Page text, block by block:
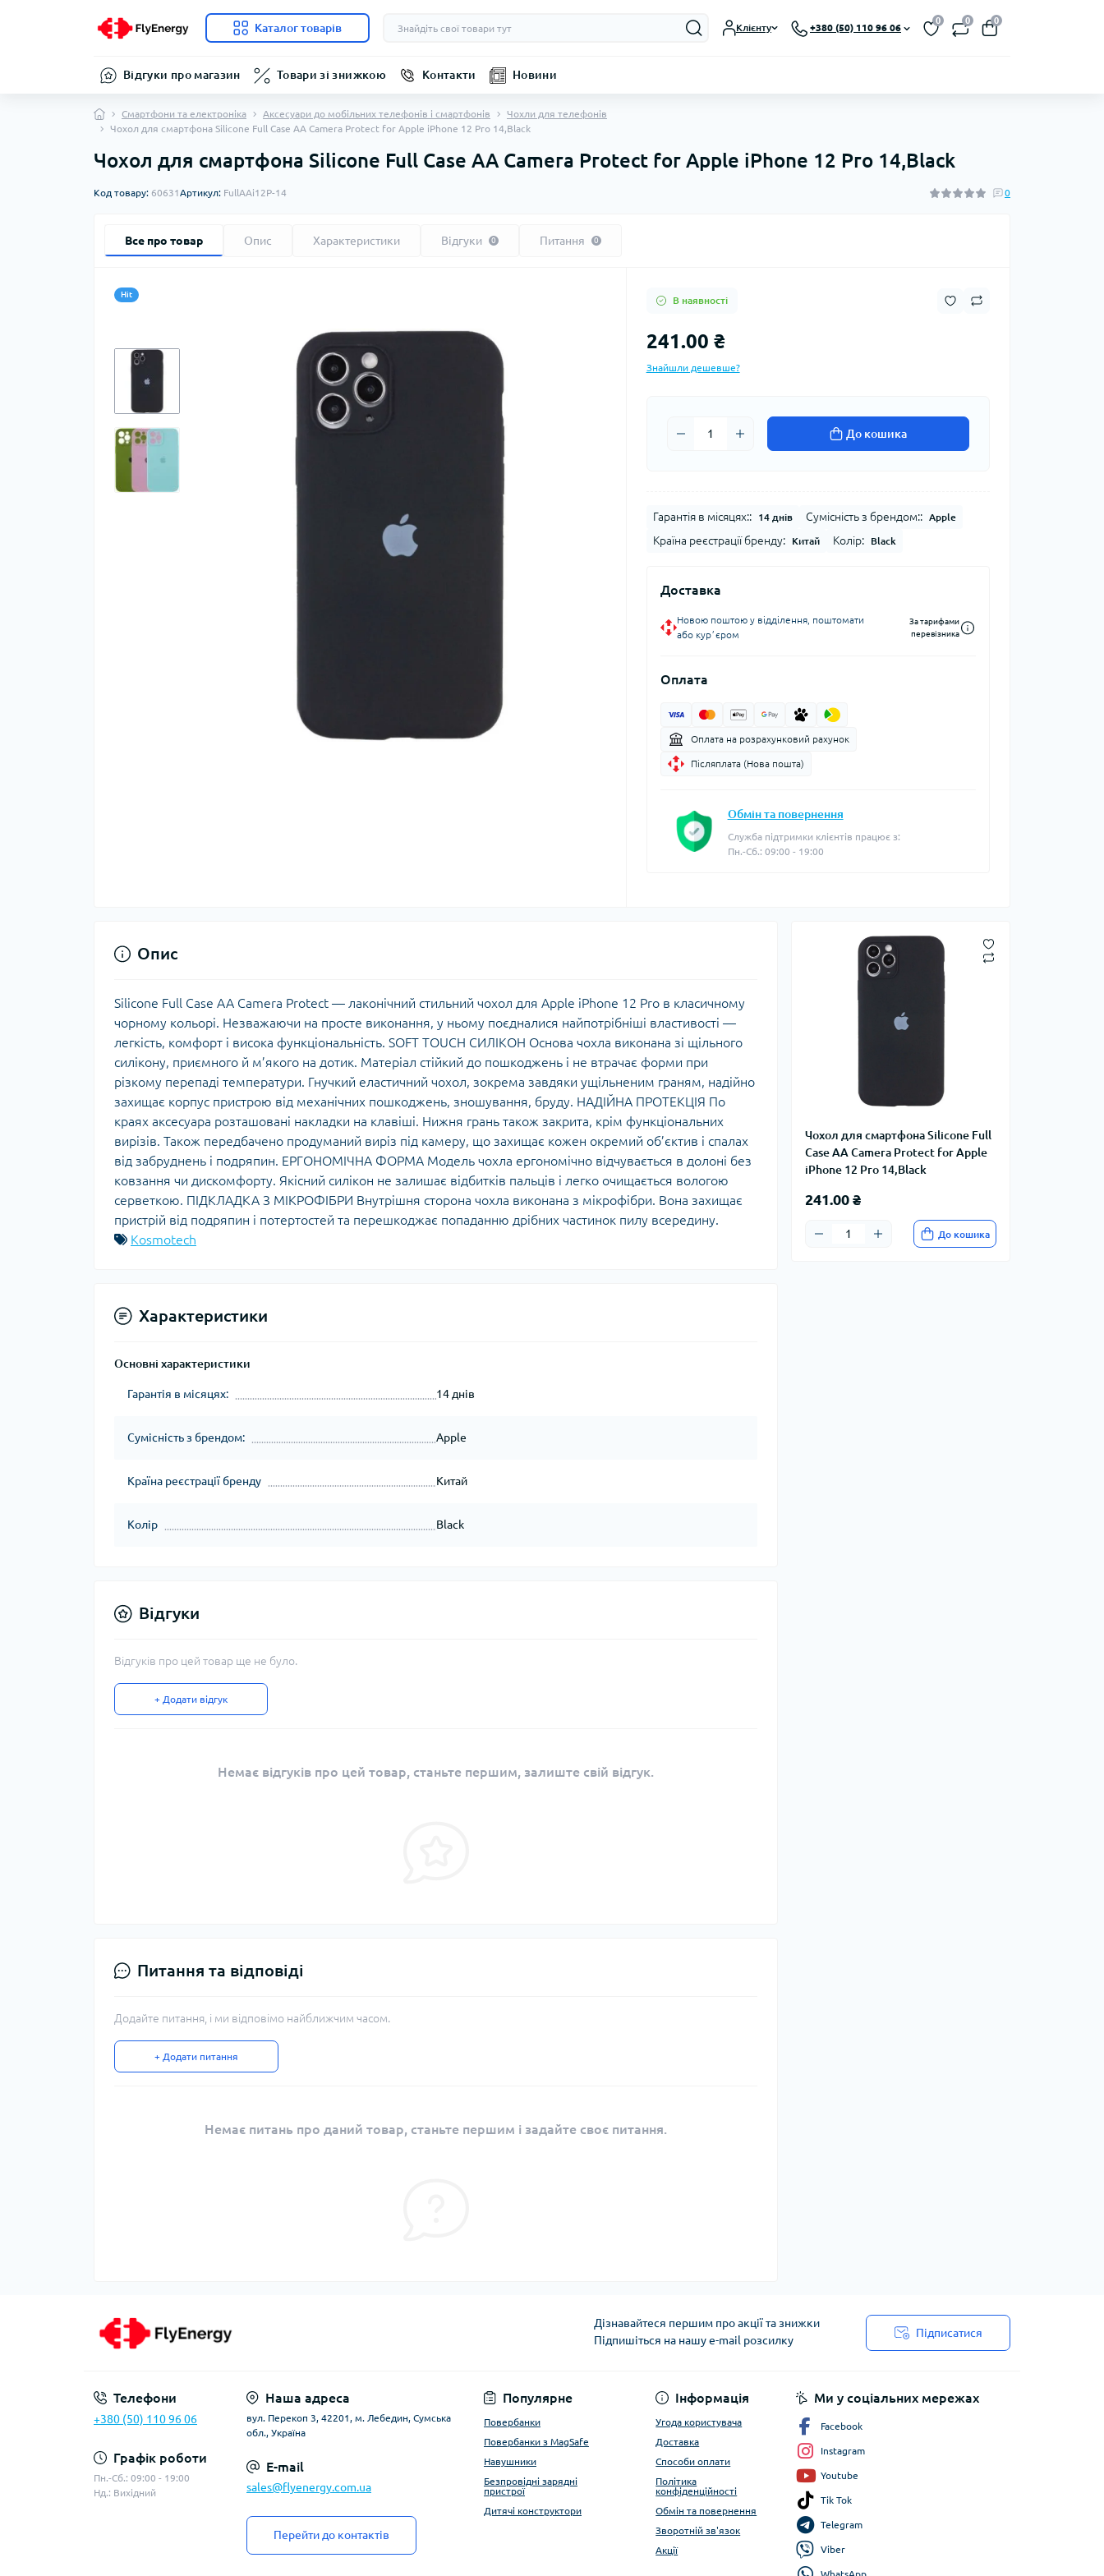
Каталог товарів Клієнту +380 (50) 110 96 06
0 0 0
Відгуки про магазин Товари зі знижкою Контакти Новини
Смартфони та електроніка Аксесуари до мобільних телефонів і смартфонів
Чохли для телефонів
Чохол для смартфона Silicone Full Case AA Camera Protect for Apple iPhone 12 Pro 14,Black
Чохол для смартфона Silicone Full Case AA Camera Protect for Apple iPhone 12 Pro 14,Black
Код товару: 60631Артикул: FullAAi12P-14 0
Все про товар Опис Характеристики Відгуки 0 Питання 0
Hit
В наявності
241.00 ₴
Знайшли дешевше?
До кошика
Гарантія в місяцях:: 14 днів Сумісність з брендом:: Apple
Країна реєстрації бренду: Китай Колір: Black
Доставка
Новою поштою у відділення, поштомати
або курʼєром
За тарифами
перевізника
Оплата
Оплата на розрахунковий рахунок
Післяплата (Нова пошта)
Обмін та повернення
Служба підтримки клієнтів працює з:
Пн.-Сб.: 09:00 - 19:00
Чохол для смартфона Silicone Full
Case AA Camera Protect for Apple
iPhone 12 Pro 14,Black
241.00 ₴
До кошика
Опис
Silicone Full Case AA Camera Protect — лаконічний стильний чохол для Apple iPhone 12 Pro в класичному
чорному кольорі. Незважаючи на просте виконання, у ньому поєдналися найпотрібніші властивості —
легкість, комфорт і висока функціональність. SOFT TOUCH СИЛІКОН Основа чохла виконана зі щільного
силікону, приємного й м’якого на дотик. Матеріал стійкий до пошкоджень і не втрачає форми при
різкому перепаді температури. Гнучкий еластичний чохол, зокрема завдяки ущільненим граням, надійно
захищає корпус пристрою від механічних пошкоджень, зношування, бруду. НАДІЙНА ПРОТЕКЦІЯ По
краях аксесуара розташовані накладки на клавіші. Нижня грань також закрита, крім функціональних
вирізів. Також передбачено продуманий виріз під камеру, що захищає кожен окремий об’єктив і спалах
від забруднень і подряпин. ЕРГОНОМІЧНА ФОРМА Модель чохла ергономічно відчувається в долоні без
ковзання чи дискомфорту. Якісний силікон не залишає відбитків пальців і легко очищається вологою
серветкою. ПІДКЛАДКА З МІКРОФІБРИ Внутрішня сторона чохла виконана з мікрофібри. Вона захищає
пристрій від подряпин і потертостей та перешкоджає попаданню дрібних частинок пилу всередину.
Kosmotech
Характеристики
Основні характеристики
Гарантія в місяцях: 14 днів
Сумісність з брендом: Apple
Країна реєстрації бренду Китай
Колір Black
Відгуки
Відгуків про цей товар ще не було.
+ Додати відгук
Немає відгуків про цей товар, станьте першим, залиште свій відгук.
Питання та відповіді
Додайте питання, і ми відповімо найближчим часом.
+ Додати питання
Немає питань про даний товар, станьте першим і задайте своє питання.
Дізнавайтеся першим про акції та знижки
Підпишіться на нашу e-mail розсилку
Підписатися
Телефони
+380 (50) 110 96 06
Графік роботи
Пн.-Сб.: 09:00 - 19:00
Нд.: Вихідний
Наша адреса
вул. Перекоп 3, 42201, м. Лебедин, Сумська
обл., Україна
E-mail
sales@flyenergy.com.ua
Перейти до контактів
Популярне
Повербанки
Повербанки з MagSafe
Навушники
Безпровідні зарядні
пристрої
Дитячі конструктори
Інформація
Угода користувача
Доставка
Способи оплати
Політика
конфіденційності
Обмін та повернення
Зворотній зв'язок
Акції
Ми у соціальних мережах
Facebook
Instagram
Youtube
Tik Tok
Telegram
Viber